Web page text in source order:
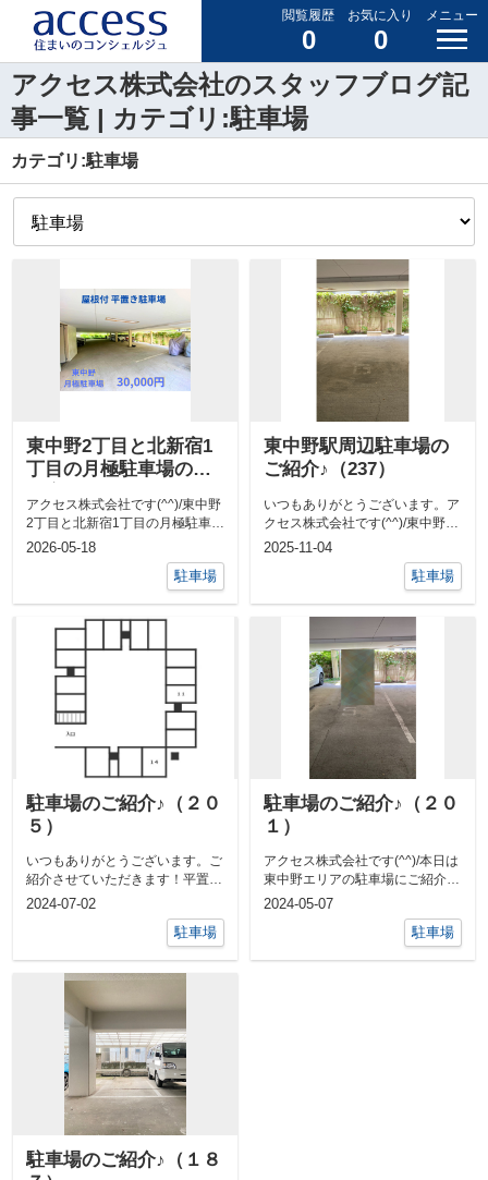
閲覧履歴
0
お気に入り
0
メニュー
アクセス株式会社のスタッフブログ記
事一覧 | カテゴリ:駐車場
カテゴリ:駐車場
東中野2丁目と北新宿1
丁目の月極駐車場のご
アクセス株式会社です(^^)/東中野
2丁目と北新宿1丁目の月極駐車場
のご紹介です♪東中野駅周辺でを
2026-05-18
駐車場
東中野駅周辺駐車場の
ご紹介♪（237）
いつもありがとうございます。ア
クセス株式会社です(^^)/東中野駅
周辺で駐車場をお探しの方こちら
2025-11-04
駐車場
駐車場のご紹介♪（２０
５）
いつもありがとうございます。ご
紹介させていただきます！平置地
下駐車場です！現在、11番と14
2024-07-02
駐車場
駐車場のご紹介♪（２０
１）
アクセス株式会社です(^^)/本日は
東中野エリアの駐車場にご紹介さ
せていただきます！ニーズの高い
2024-05-07
駐車場
駐車場のご紹介♪（１８